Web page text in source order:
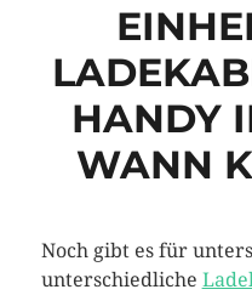
HANDY
WANN
Noch gibt es für
unterschiedliche